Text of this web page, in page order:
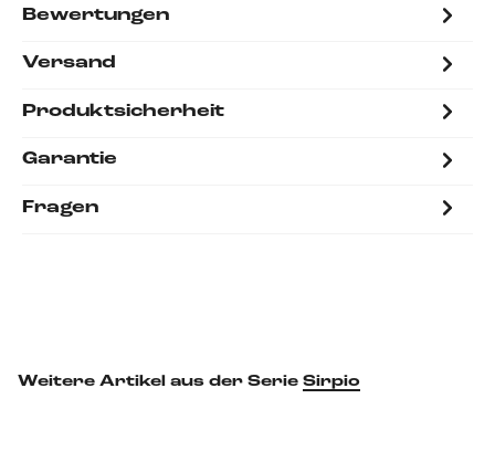
Bewertungen
Versand
Produktsicherheit
Garantie
Fragen
Weitere Artikel aus der Serie Sirpio